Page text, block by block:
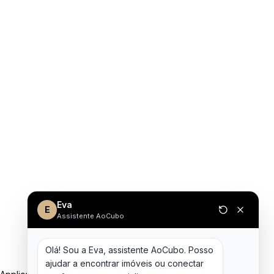
E Eva
Assistente AoCubo
Olá! Sou a Eva, assistente AoCubo. Posso
ajudar a encontrar imóveis ou conectar